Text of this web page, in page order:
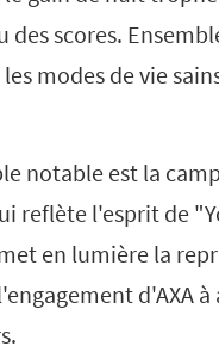
des scores.
modes de vie
notable est la
reflète l'esprit de
en lumière la
d'AXA